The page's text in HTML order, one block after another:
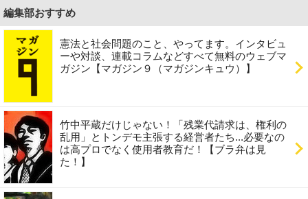
編集部おすすめ
憲法と社会問題のこと、やってます。インタビュ
ーや対談、連載コラムなどすべて無料のウェブマ
ガジン【マガジン９（マガジンキュウ）】
竹中平蔵だけじゃない！「残業代請求は、権利の
乱用」とトンデモ主張する経営者たち...必要なの
は高プロでなく使用者教育だ！【ブラ弁は見
た！】